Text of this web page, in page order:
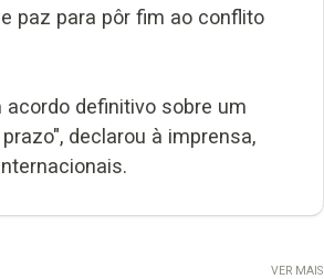
paz para pôr fim ao conflito
definitivo sobre um
declarou à imprensa,
VER MAIS